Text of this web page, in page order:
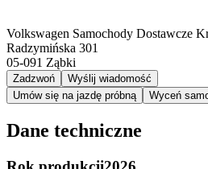
Volkswagen Samochody Dostawcze
Radzymińska 301
05-091 Ząbki
Zadzwoń
Wyślij wiadomość
Umów się na jazdę próbną
Wyceń
Dane techniczne